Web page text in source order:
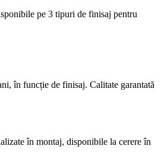
pe 3 tipuri de finisaj pentru
în funcție de finisaj. Calitate garantată
în montaj, disponibile la cerere în